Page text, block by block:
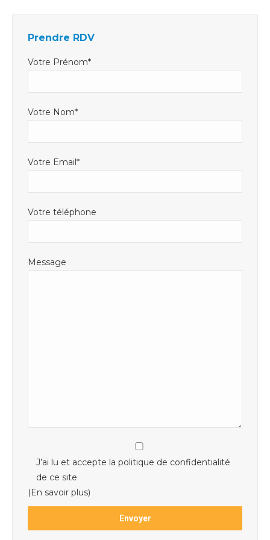
une
fenêtre
une
fenêtre
dans
nouvelle
Prendre RDV
Votre Prénom*
Votre Nom*
Votre Email*
Votre téléphone
Message
J’ai lu et accepte la politique de confidentialité
de ce site
(En savoir plus)